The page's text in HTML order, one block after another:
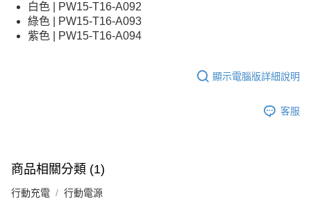
白色 | PW15-T16-A092
綠色 | PW15-T16-A093
紫色 | PW15-T16-A094
顯示電腦版詳細說明
客服
商品相關分類 (1)
行動充電 行動電源